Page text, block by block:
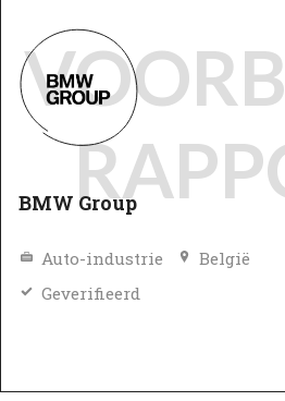
BMW Group
Auto-industrie
België
Geverifieerd